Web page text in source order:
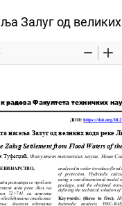
članka
Залуг од великих